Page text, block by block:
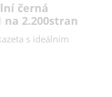
černá
na 2.200stran
s ideálním